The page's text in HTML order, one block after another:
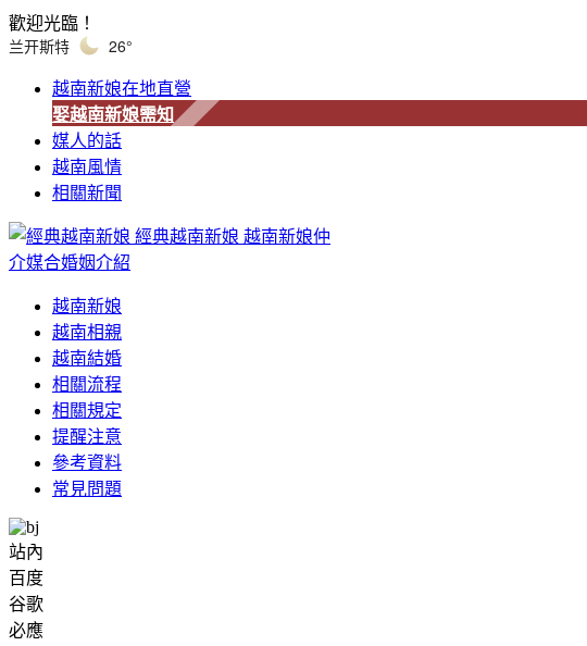
歡迎光臨！
兰开斯特 26°
越南新娘在地直營
娶越南新娘需知
媒人的話
越南風情
相關新聞
經典越南新娘 越南新娘仲
介媒合婚姻介紹
越南新娘
越南相親
越南結婚
相關流程
相關規定
提醒注意
參考資料
常見問題
站內
百度
谷歌
必應